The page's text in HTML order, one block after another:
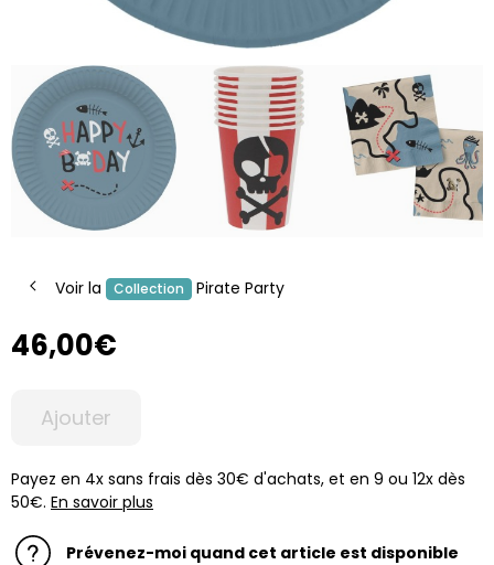
Voir la Collection Pirate Party
46,00€
Ajouter
Payez en 4x sans frais dès 30€ d'achats, et en 9 ou 12x dès
50€. En savoir plus
Prévenez-moi quand cet article est disponible